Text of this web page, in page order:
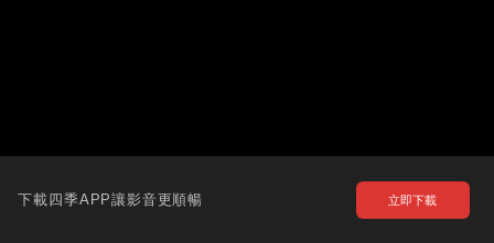
下載四季APP讓影音更順暢 立即下載